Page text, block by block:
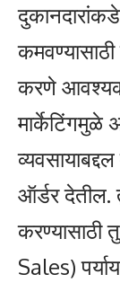
करणे
मार्केटिंगमुळे
ऑर्डर देतील.
करण्यासाठी
Sales)